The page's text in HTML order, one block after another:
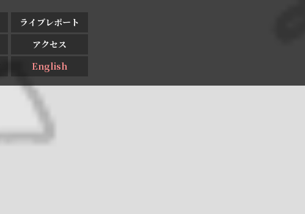
ライブレポート
アクセス
English